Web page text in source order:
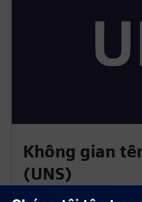
Không gian
(UNS)